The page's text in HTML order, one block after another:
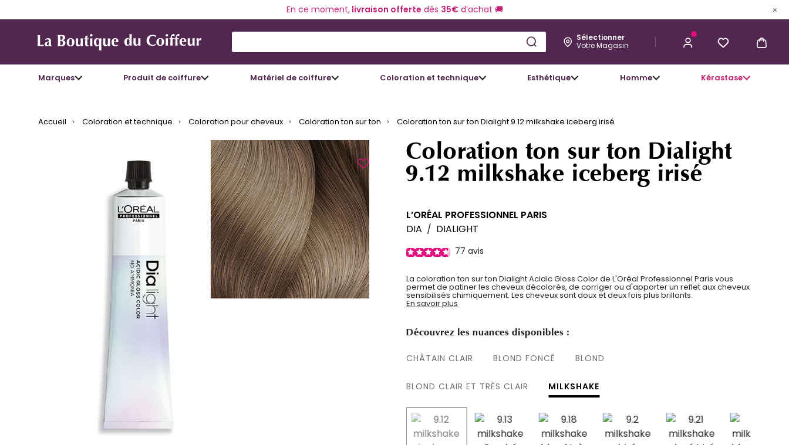
En ce moment,livraison offerte dès 35€d’achat 🚚
Sélectionner
Votre Magasin
Marques Produit de coiffure Matériel de coiffure Coloration et technique Esthétique Homme Kérastase
M'ALERTER LORSQUE CE PRODUIT
Accueil Coloration et technique Coloration pour cheveux Coloration ton sur ton Coloration ton sur ton Dialight 9.12 milkshake iceberg irisé
Coloration ton sur ton Dialight
9.12 milkshake iceberg irisé
L’ORÉAL PROFESSIONNEL PARIS
DIA / DIALIGHT
77 avis
La coloration ton sur ton Dialight Acidic Gloss Color de L'Oréal Professionnel Paris vous
permet de patiner les cheveux décolorés, de corriger ou d'apporter un reflet aux cheveux
sensibilisés chimiquement. Les cheveux sont doux et deux fois plus brillants.
En savoir plus
Découvrez les nuances disponibles :
CHÂTAIN CLAIR BLOND FONCÉ BLOND
BLOND CLAIR ET TRÈS CLAIR MILKSHAKE